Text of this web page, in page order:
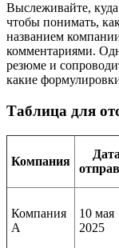
Выслеживайте,
чтобы понимать, как
названием
комментариями.
резюме и
какие
Таблица для
Компания
Дата
Компания
А
10 мая
2025